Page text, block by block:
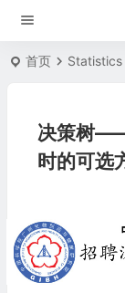
首页 Statistics
决策树
时的可选